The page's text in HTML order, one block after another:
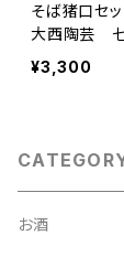
そば猪口セ
大西陶芸
イッチンピン
猪口セット
¥3,300
お酒